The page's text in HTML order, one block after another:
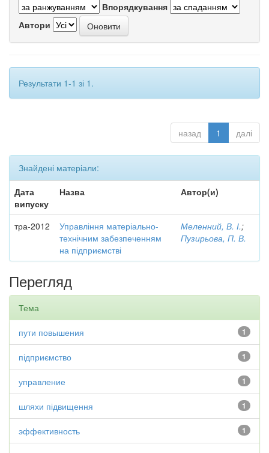
Впорядкування
Автори
Результати 1-1 зі 1.
назад 1 далі
Знайдені матеріали:
Дата
випуску
Назва Автор(и)
тра-2012
Управління матеріально-
технічним забезпеченням
на підприємстві
Меленний, В. І.;
Пузирьова, П. В.
Перегляд
Тема
1
пути повышения
1
підприємство
1
управление
1
шляхи підвищення
1
эффективность